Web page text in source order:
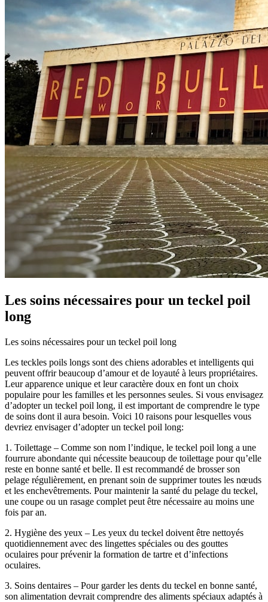
Les soins nécessaires pour un teckel poil
long
Les soins nécessaires pour un teckel poil long
Les teckles poils longs sont des chiens adorables et intelligents qui
peuvent offrir beaucoup d’amour et de loyauté à leurs propriétaires.
Leur apparence unique et leur caractère doux en font un choix
populaire pour les familles et les personnes seules. Si vous envisagez
d’adopter un teckel poil long, il est important de comprendre le type
de soins dont il aura besoin. Voici 10 raisons pour lesquelles vous
devriez envisager d’adopter un teckel poil long:
1. Toilettage – Comme son nom l’indique, le teckel poil long a une
fourrure abondante qui nécessite beaucoup de toilettage pour qu’elle
reste en bonne santé et belle. Il est recommandé de brosser son
pelage régulièrement, en prenant soin de supprimer toutes les nœuds
et les enchevêtrements. Pour maintenir la santé du pelage du teckel,
une coupe ou un rasage complet peut être nécessaire au moins une
fois par an.
2. Hygiène des yeux – Les yeux du teckel doivent être nettoyés
quotidiennement avec des lingettes spéciales ou des gouttes
oculaires pour prévenir la formation de tartre et d’infections
oculaires.
3. Soins dentaires – Pour garder les dents du teckel en bonne santé,
son alimentation devrait comprendre des aliments spéciaux adaptés à